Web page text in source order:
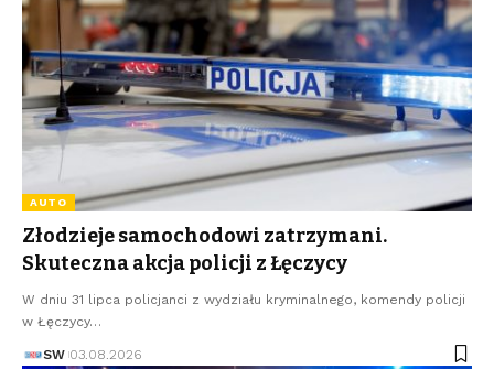
AUTO
Złodzieje samochodowi zatrzymani.
Skuteczna akcja policji z Łęczycy
W dniu 31 lipca policjanci z wydziału kryminalnego, komendy policji
w Łęczycy…
SW 03.08.2026